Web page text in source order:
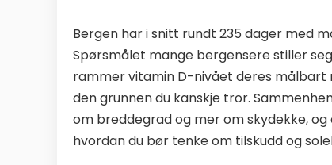
Bergen har i snitt rundt 235 dager med
Spørsmålet mange bergensere stiller
rammer vitamin D-nivået deres målbart
den grunnen du kanskje tror.
om breddegrad og mer om skydekke,
hvordan du bør tenke om tilskudd og